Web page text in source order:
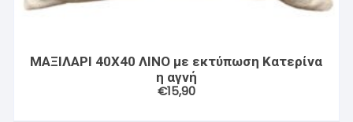
ΜΑΞΙΛΑΡΙ 40X40 ΛΙΝΟ με εκτύπωση Κατερίνα
η αγνή
€15,90